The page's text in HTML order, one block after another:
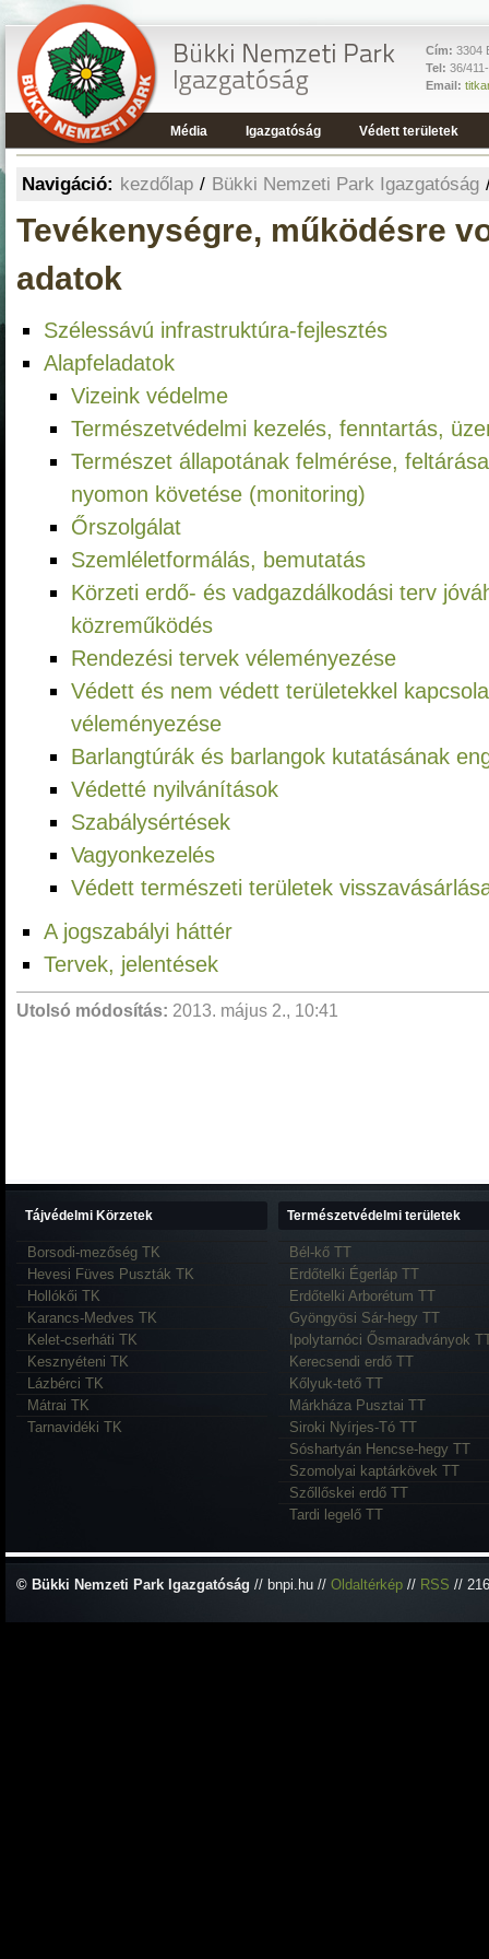
Cím: 3304
Tel: 36/
Email:
Média Igazgatóság Védett területek
Navigáció: kezdőlap / Bükki Nemzeti Park Igazgatóság
Tevékenységre, működésre
adatok
Szélessávú infrastruktúra-fejlesztés
Alapfeladatok
Vizeink védelme
Természetvédelmi kezelés, fenntartás,
Természet állapotának felmérése,
nyomon követése (monitoring)
Őrszolgálat
Szemléletformálás, bemutatás
Körzeti erdő- és vadgazdálkodási terv
közreműködés
Rendezési tervek véleményezése
Védett és nem védett területekkel
véleményezése
Barlangtúrák és barlangok kutatásának
Védetté nyilvánítások
Szabálysértések
Vagyonkezelés
Védett természeti területek
A jogszabályi háttér
Tervek, jelentések
Utolsó módosítás: 2013. május 2., 10:41
Tájvédelmi Körzetek
Borsodi-mezőség TK
Hevesi Füves Puszták TK
Hollókői TK
Karancs-Medves TK
Kelet-cserháti TK
Kesznyéteni TK
Lázbérci TK
Mátrai TK
Tarnavidéki TK
Természetvédelmi területek
Bél-kő TT
Erdőtelki Égerláp TT
Erdőtelki Arborétum TT
Gyöngyösi Sár-hegy TT
Ipolytarnóci Ősmaradványok
Kerecsendi erdő TT
Kőlyuk-tető TT
Márkháza Pusztai TT
Siroki Nyírjes-Tó TT
Sóshartyán Hencse-hegy TT
Szomolyai kaptárkövek TT
Szőllőskei erdő TT
Tardi legelő TT
© Bükki Nemzeti Park Igazgatóság // bnpi.hu // Oldaltérkép // RSS //